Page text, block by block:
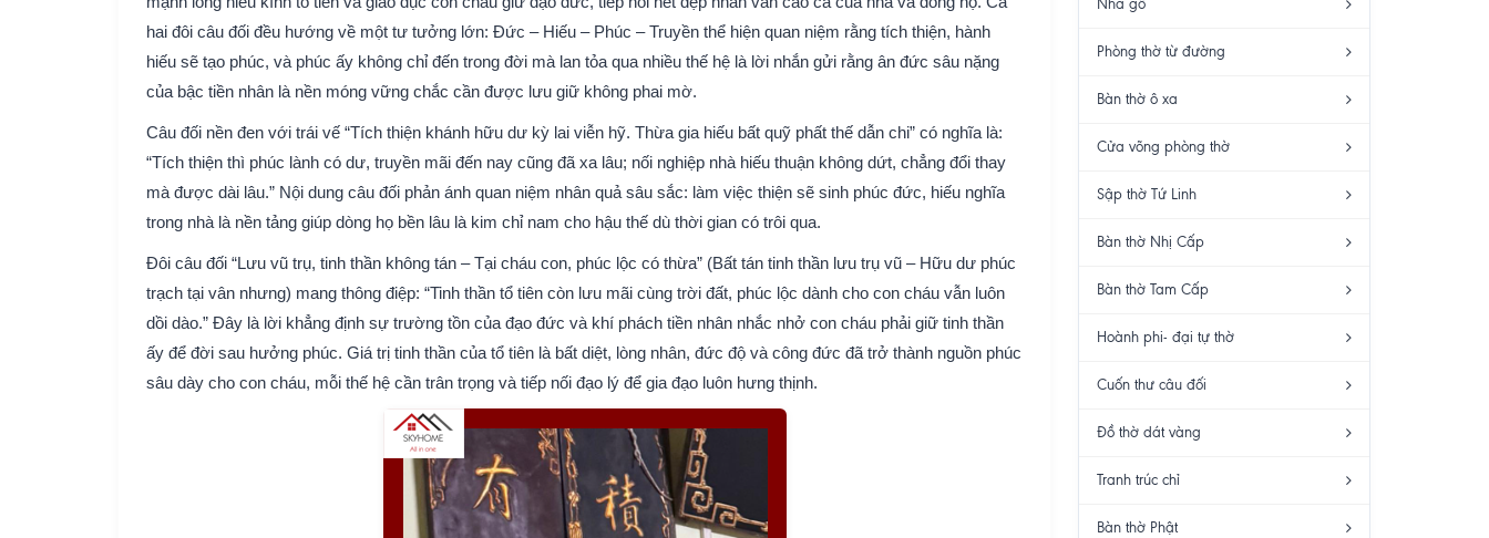
hai đôi câu đối đều hướng về một tư tưởng lớn: Đức – Hiếu – Phúc – Truyền thể hiện quan niệm rằng tích thiện, hành
hiếu sẽ tạo phúc, và phúc ấy không chỉ đến trong đời mà lan tỏa qua nhiều thế hệ là lời nhắn gửi rằng ân đức sâu nặng
của bậc tiền nhân là nền móng vững chắc cần được lưu giữ không phai mờ.
Câu đối nền đen với trái vế “Tích thiện khánh hữu dư kỳ lai viễn hỹ. Thừa gia hiếu bất quỹ phất thế dẫn chi” có nghĩa là:
“Tích thiện thì phúc lành có dư, truyền mãi đến nay cũng đã xa lâu; nối nghiệp nhà hiếu thuận không dứt, chẳng đổi thay
mà được dài lâu.” Nội dung câu đối phản ánh quan niệm nhân quả sâu sắc: làm việc thiện sẽ sinh phúc đức, hiếu nghĩa
trong nhà là nền tảng giúp dòng họ bền lâu là kim chỉ nam cho hậu thế dù thời gian có trôi qua.
Đôi câu đối “Lưu vũ trụ, tinh thần không tán – Tại cháu con, phúc lộc có thừa” (Bất tán tinh thần lưu trụ vũ – Hữu dư phúc
trạch tại vân nhưng) mang thông điệp: “Tinh thần tổ tiên còn lưu mãi cùng trời đất, phúc lộc dành cho con cháu vẫn luôn
dồi dào.” Đây là lời khẳng định sự trường tồn của đạo đức và khí phách tiền nhân nhắc nhở con cháu phải giữ tinh thần
ấy để đời sau hưởng phúc. Giá trị tinh thần của tổ tiên là bất diệt, lòng nhân, đức độ và công đức đã trở thành nguồn phúc
sâu dày cho con cháu, mỗi thế hệ cần trân trọng và tiếp nối đạo lý để gia đạo luôn hưng thịnh.
Nhà gỗ
Phòng thờ từ đường
Bàn thờ ô xa
Cửa võng phòng thờ
Sập thờ Tứ Linh
Bàn thờ Nhị Cấp
Bàn thờ Tam Cấp
Hoành phi- đại tự thờ
Cuốn thư câu đối
Đồ thờ dát vàng
Tranh trúc chỉ
Bàn thờ Phật